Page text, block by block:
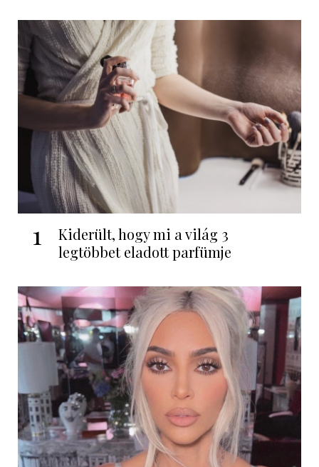
1
Kiderült, hogy mi a világ 3
legtöbbet eladott parfümje